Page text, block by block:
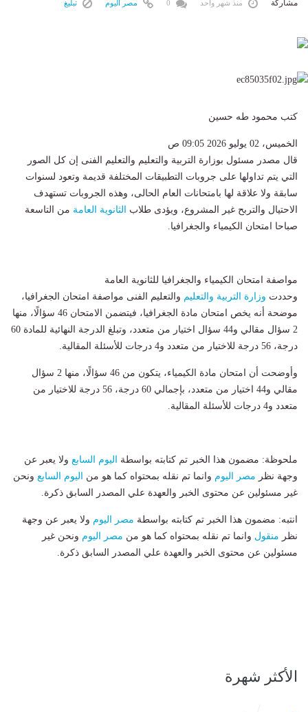
مشاركة منذ شهر واحد مصر اليوم تبليغ
كتب محمود طه حسين
الخميس، 02 يوليو 2026 09:05 ص
قال مصدر مسئول بوزارة التربية والتعليم والتعليم الفنى إن كل الصور
التي يتم تداولها على جروبات التطبيقات المختلفة قديمة وتعود لسنوات
سابقة ولا علاقة لها بامتحانات العام الحالى، وهذه الجروبات تستهدف
الاحتيال والتربح غير المشروع، ويؤدى طلاب
الثانوية العامة من التاسعة
صباحا امتحان الكيمياء والجغرافيا.
مواصفة امتحان الكيمياء والجغرافيا للثانوية العامة
وحددت وزارة التربية والتعليم والتعليم الفنى مواصفة امتحان الجغرافيا،
موضحة أنه يخص امتحان مادة الجغرافيا، فيتضمن الامتحان 46 سؤالًا، منها
2 سؤال مقالي و44 سؤال اختيار من متعدد، وتبلغ الدرجة النهائية للمادة 60
درجة، 56 درجة للاختيار من متعدد و4 درجات للأسئلة المقالية.
وأوضحت أن امتحان مادة الكيمياء، يتكون من 46 سؤالًا، منها 2 سؤال
مقالي و44 اختيار من متعدد، بإجمالي 60 درجة، 56 درجة للاختيار من
متعدد و4 درجات للأسئلة المقالية.
ملحوظة: مضمون هذا الخبر تم كتابته بواسطة اليوم السابع ولا يعبر عن
وجهة نظر مصر اليوم وانما تم نقله بمحتواه كما هو من اليوم السابع ونحن
غير مسئولين عن محتوى الخبر والعهدة علي المصدر السابق ذكرة.
انتبه: مضمون هذا الخبر تم كتابته بواسطة مصر اليوم ولا يعبر عن وجهة
نظر منقول وانما تم نقله بمحتواه كما هو من مصر اليوم ونحن غير
مسئولين عن محتوى الخبر والعهدة علي المصدر السابق ذكرة.
الأكثر شهرة